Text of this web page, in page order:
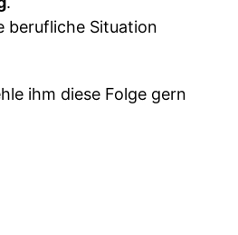
berufliche Situation
ihm diese Folge gern